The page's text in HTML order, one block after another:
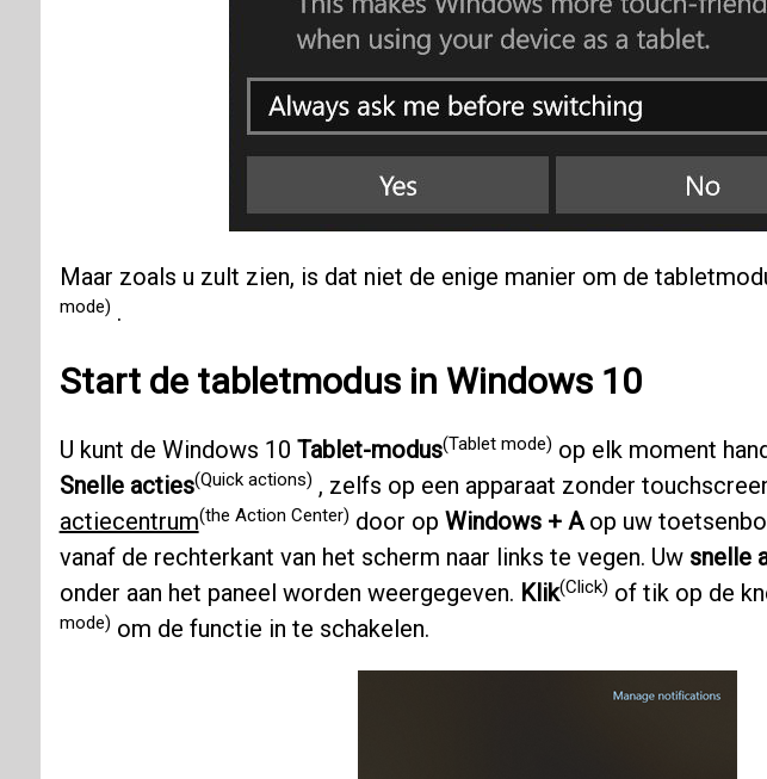
Maar zoals u zult zien, is dat niet de enige manier om de
mode) .
Start de tabletmodus in Windows 10
U kunt de Windows 10 Tablet-modus(Tablet mode) op elk moment
Snelle acties(Quick actions) , zelfs op een apparaat zonder
actiecentrum(the Action Center) door op Windows + Aop uw
vanaf de rechterkant van het scherm naar links te vegen. Uw snelle
onder aan het paneel worden weergegeven. Klik(Click) of tik op de
mode) om de functie in te schakelen.